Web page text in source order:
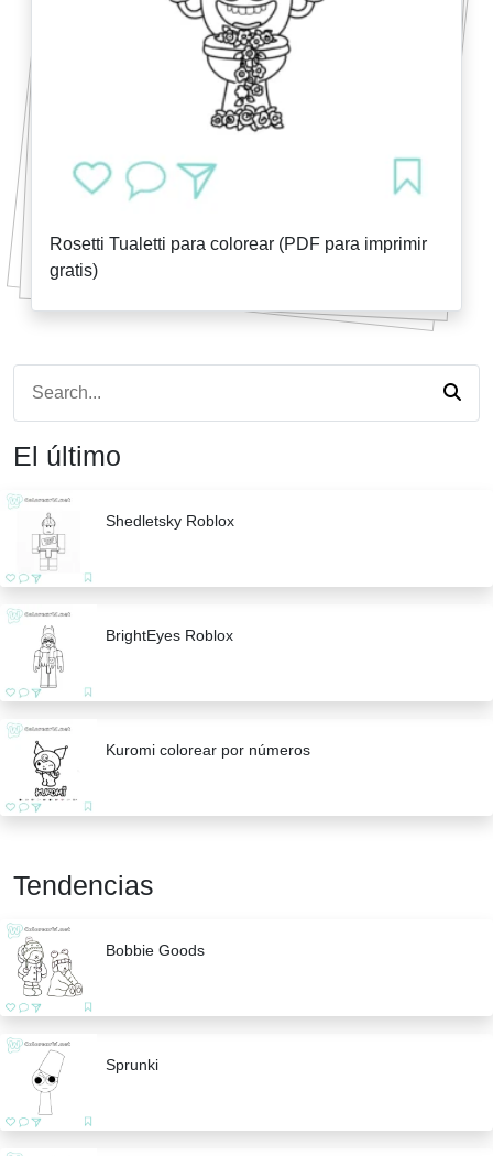
Rosetti Tualetti para colorear (PDF para imprimir
gratis)
El último
Shedletsky Roblox
BrightEyes Roblox
Kuromi colorear por números
Tendencias
Bobbie Goods
Sprunki